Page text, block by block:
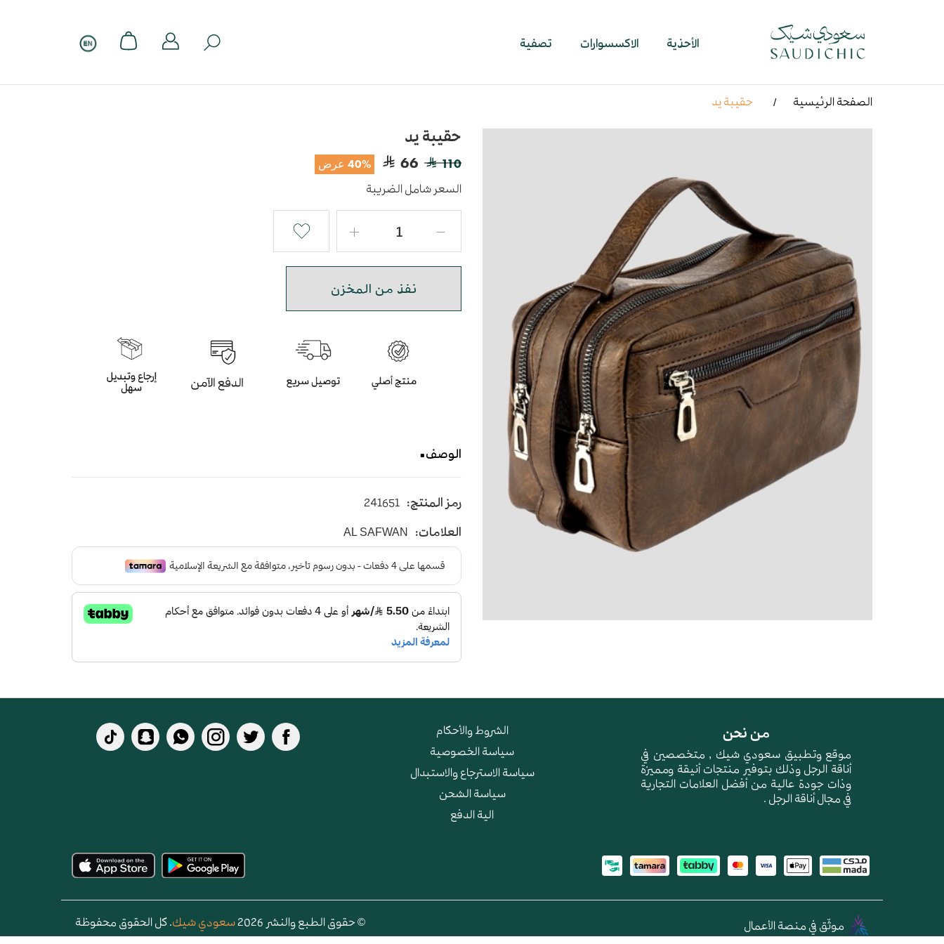
الأحذية الاكسسوارات تصفية
الصفحة الرئيسية حقيبة يد
حقيبة يد
110
66 40% عرض
السعر شامل الضريبة
نفذ من المخزن
الوصف
تخزين علوية بسحابين و وحدتي تخزين أمامية و خلفية لتوفر مساحة ملائمة
رمز المنتج: 241651
العلامات: AL SAFWAN
من نحن
موقع وتطبيق سعودي شيك , متخصصين في
أناقة الرجل وذلك بتوفير منتجات أنيقة ومميزة
وذات جودة عالية من أفضل العلامات التجارية
في مجال أناقة الرجل .
الشروط والأحكام
سياسة الخصوصية
سياسة الاسترجاع والاستبدال
سياسة الشحن
الية الدفع
موثّق في منصة الأعمال © حقوق الطبع والنشر 2026 سعودي شيك. كل الحقوق محفوظة